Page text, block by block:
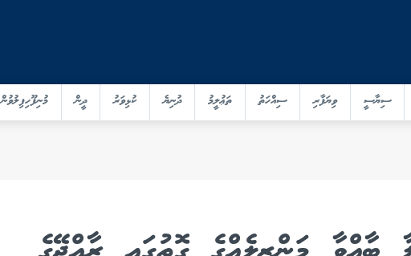
ސިޔާސީ ވިޔަފާރި ސިއްހަތު ތަޢުލީމު ދުނިޔެ ކުޅިވަރު ދީން މުނިފޫހިފިލުވުން